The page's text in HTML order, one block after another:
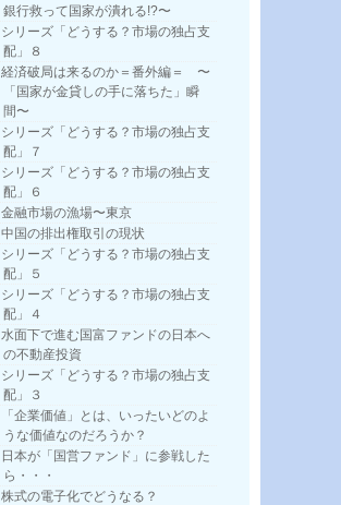
銀行救って国家が潰れる!?〜
シリーズ「どうする？市場の独占支
配」８
経済破局は来るのか＝番外編＝ 〜
「国家が金貸しの手に落ちた」瞬
間〜
シリーズ「どうする？市場の独占支
配」７
シリーズ「どうする？市場の独占支
配」６
金融市場の漁場〜東京
中国の排出権取引の現状
シリーズ「どうする？市場の独占支
配」５
シリーズ「どうする？市場の独占支
配」４
水面下で進む国富ファンドの日本へ
の不動産投資
シリーズ「どうする？市場の独占支
配」３
「企業価値」とは、いったいどのよ
うな価値なのだろうか？
日本が「国営ファンド」に参戦した
ら・・・
株式の電子化でどうなる？